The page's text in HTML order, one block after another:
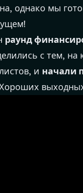
однако мы
раунд
с тем,
и начали
Хороших